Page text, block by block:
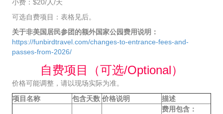
小费：$20/人/天
可选自费项目：表格见后。
关于非美国居民参团的额外国家公园费用说明：
https://funbirdtravel.com/changes-to-entrance-fees-and-
passes-from-2026/
自费项目（可选/Optional）
价格可能调整，请以现场实际为准。
项目名称
包含天数 价格说明
描述
费用包含：